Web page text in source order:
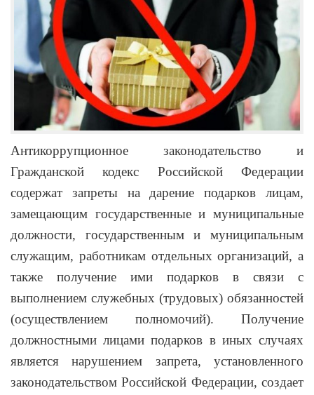
Антикоррупционное законодательство и
Гражданской кодекс Российской Федерации
содержат запреты на дарение подарков лицам,
замещающим государственные и муниципальные
должности, государственным и муниципальным
служащим, работникам отдельных организаций, а
также получение ими подарков в связи с
выполнением служебных (трудовых) обязанностей
(осуществлением полномочий). Получение
должностными лицами подарков в иных случаях
является нарушением запрета, установленного
законодательством Российской Федерации, создает